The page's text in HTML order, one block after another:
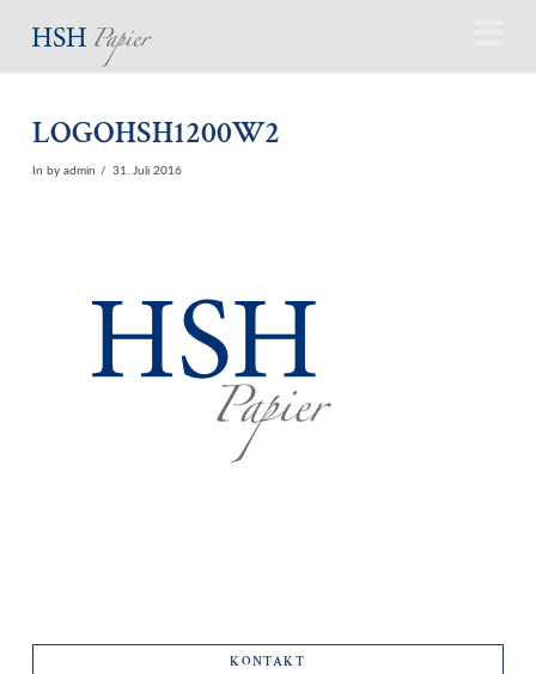
LOGOHSH1200W2
In by admin 31. Juli 2016
KONTAKT